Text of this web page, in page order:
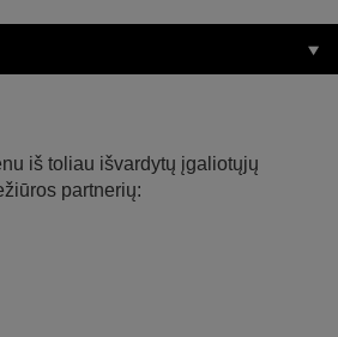
iš toliau išvardytų įgaliotųjų
partnerių: